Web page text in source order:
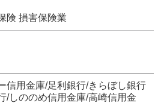
険 損害保険業
信用金庫/足利銀行/きらぼし銀行
/しののめ信用金庫/高崎信用金